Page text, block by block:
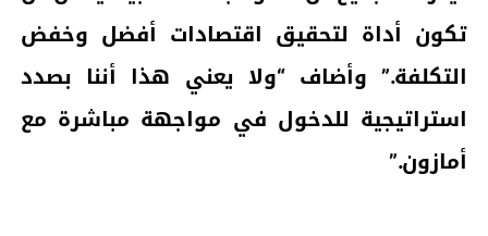
تكون أداة لتحقيق اقتصادات أفضل وخفض
التكلفة.” وأضاف “ولا يعني هذا أننا بصدد
استراتيجية للدخول في مواجهة مباشرة مع
أمازون.”